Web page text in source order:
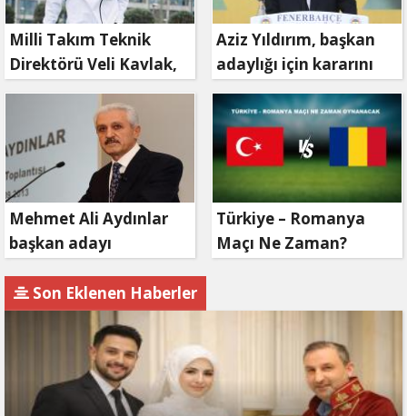
Milli Takım Teknik
Direktörü Veli Kavlak,
görevinden ayrıldı
Aziz Yıldırım, başkan
adaylığı için kararını
verdi
Mehmet Ali Aydınlar
başkan adayı
Türkiye – Romanya
Maçı Ne Zaman?
Son Eklenen Haberler